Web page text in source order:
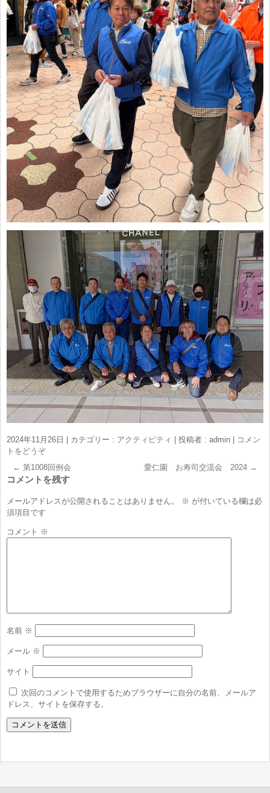
2024年11月26日 | カテゴリー : アクティビティ | 投稿者 : admin | コメン
トをどうぞ
← 第1008回例会 愛仁園 お寿司交流会 2024 →
コメントを残す
メールアドレスが公開されることはありません。 ※ が付いている欄は必
須項目です
コメント ※
名前 ※
メール ※
サイト
次回のコメントで使用するためブラウザーに自分の名前、メールア
ドレス、サイトを保存する。